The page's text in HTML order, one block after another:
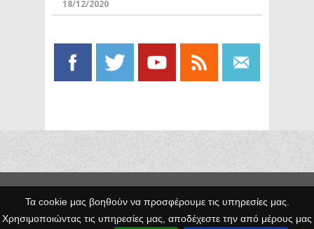
Τα cookie μας βοηθούν να προσφέρουμε τις υπηρεσίες μας.
Χρησιμοποιώντας τις υπηρεσίες μας, αποδέχεστε την από μέρους μας
18/12/2020
Κατασκευή
Ιστοσελίδων